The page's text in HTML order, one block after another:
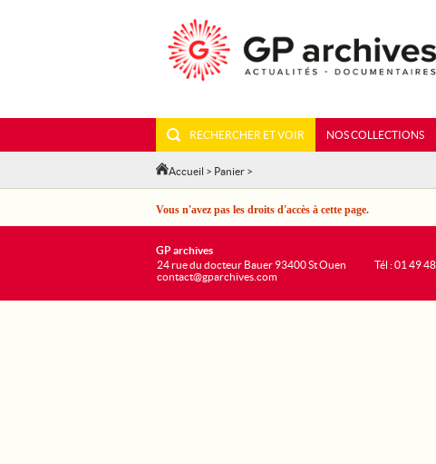
RECHERCHER ET VOIR NOS COLLECTIONS
Accueil > Panier >
Vous n'avez pas les droits d'accès à cette page.
GP archives
24 rue du docteur Bauer 93400 St Ouen
contact@gparchives.com
Tél : 01 49